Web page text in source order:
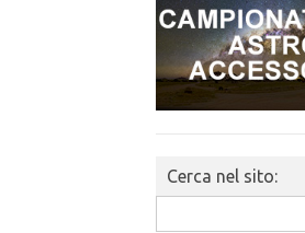
Cerca nel sito: